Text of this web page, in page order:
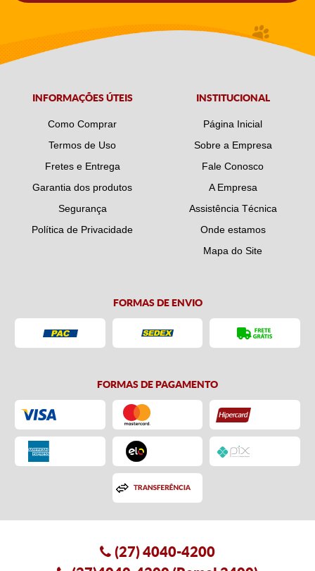
INFORMAÇÕES ÚTEIS
Como Comprar
Termos de Uso
Fretes e Entrega
Garantia dos produtos
Segurança
Política de Privacidade
INSTITUCIONAL
Página Inicial
Sobre a Empresa
Fale Conosco
A Empresa
Assistência Técnica
Onde estamos
Mapa do Site
FORMAS DE ENVIO
FORMAS DE PAGAMENTO
(27)4040-4200